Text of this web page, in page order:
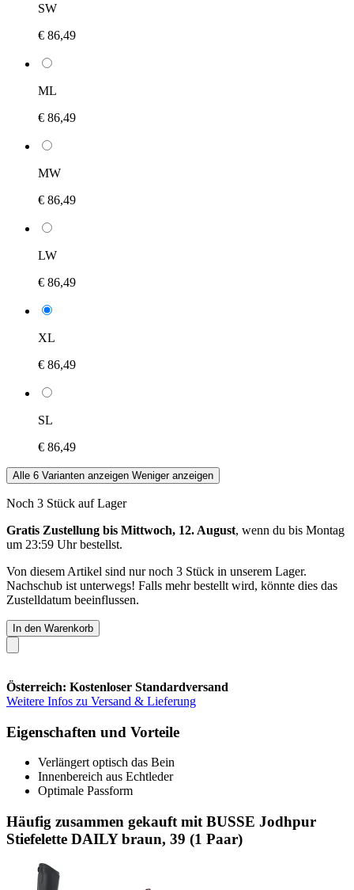
SW
€ 86,49
ML
€ 86,49
MW
€ 86,49
LW
€ 86,49
XL
€ 86,49
SL
€ 86,49
Alle 6 Varianten anzeigen Weniger anzeigen
Noch 3 Stück auf Lager
Gratis Zustellung bis Mittwoch, 12. August, wenn du bis Montag
um 23:59 Uhrbestellst.
Von diesem Artikel sind nur noch 3 Stück in unserem Lager.
Nachschub ist unterwegs! Falls mehr bestellt wird, könnte dies das
Zustelldatum beeinflussen.
In den Warenkorb
Österreich: Kostenloser Standardversand
Weitere Infos zu Versand & Lieferung
Eigenschaften und Vorteile
Verlängert optisch das Bein
Innenbereich aus Echtleder
Optimale Passform
Häufig zusammen gekauft mit BUSSE Jodhpur
Stiefelette DAILY braun, 39 (1 Paar)